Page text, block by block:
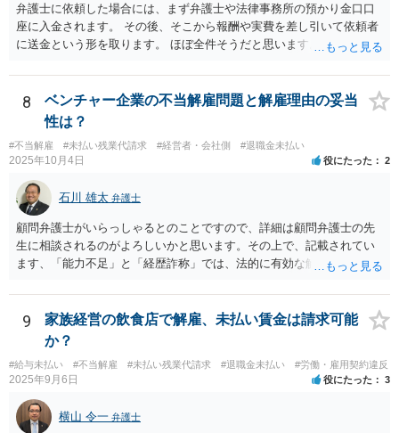
弁護士に依頼した場合には、まず弁護士や法律事務所の預かり金口口
座に入金されます。 その後、そこから報酬や実費を差し引いて依頼者
に送金という形を取ります。 ほぼ全件そうだと思います。
8
ベンチャー企業の不当解雇問題と解雇理由の妥当
性は？
#不当解雇 #未払い残業代請求 #経営者・会社側 #退職金未払い
2025年10月4日 役にたった 2
石川 雄太 弁護士
顧問弁護士がいらっしゃるとのことですので、詳細は顧問弁護士の先
生に相談されるのがよろしいかと思います。その上で、記載されてい
ます、「能力不足」と「経歴詐称」では、法的に有効な解雇理由とす
いのです。 また、高度人材の中途社員であっても、解雇しやすいわけ
ではないです。 労働契約法１６条では、「解雇は、客観的に合理的な
理由を欠き、社会通念上相当であると認められない場合は、その権利
を濫用したものとして、無効とする。」と定めています。 そのため、
解雇が認められるためには、「改善の見込みがないほどの著しい能力
不足」や「会社に重大な損害を与えた」などの客観的の事情及び証拠
が必要となります。今回のケースのように、一度の会議資料の誤り程
度では、適法な解雇理由として認められることはまずありません。 ま
9
家族経営の飲食店で解雇、未払い賃金は請求可能
か？
#給与未払い #不当解雇 #未払い残業代請求 #退職金未払い #労働・雇用契約違反
2025年9月6日 役にたった 3
横山 令一 弁護士